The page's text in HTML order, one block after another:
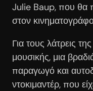
Julie Baup, που θα
στον
Για τους λάτρεις
μουσικής, μια
παραγωγό και
ντοκιμαντέρ, που